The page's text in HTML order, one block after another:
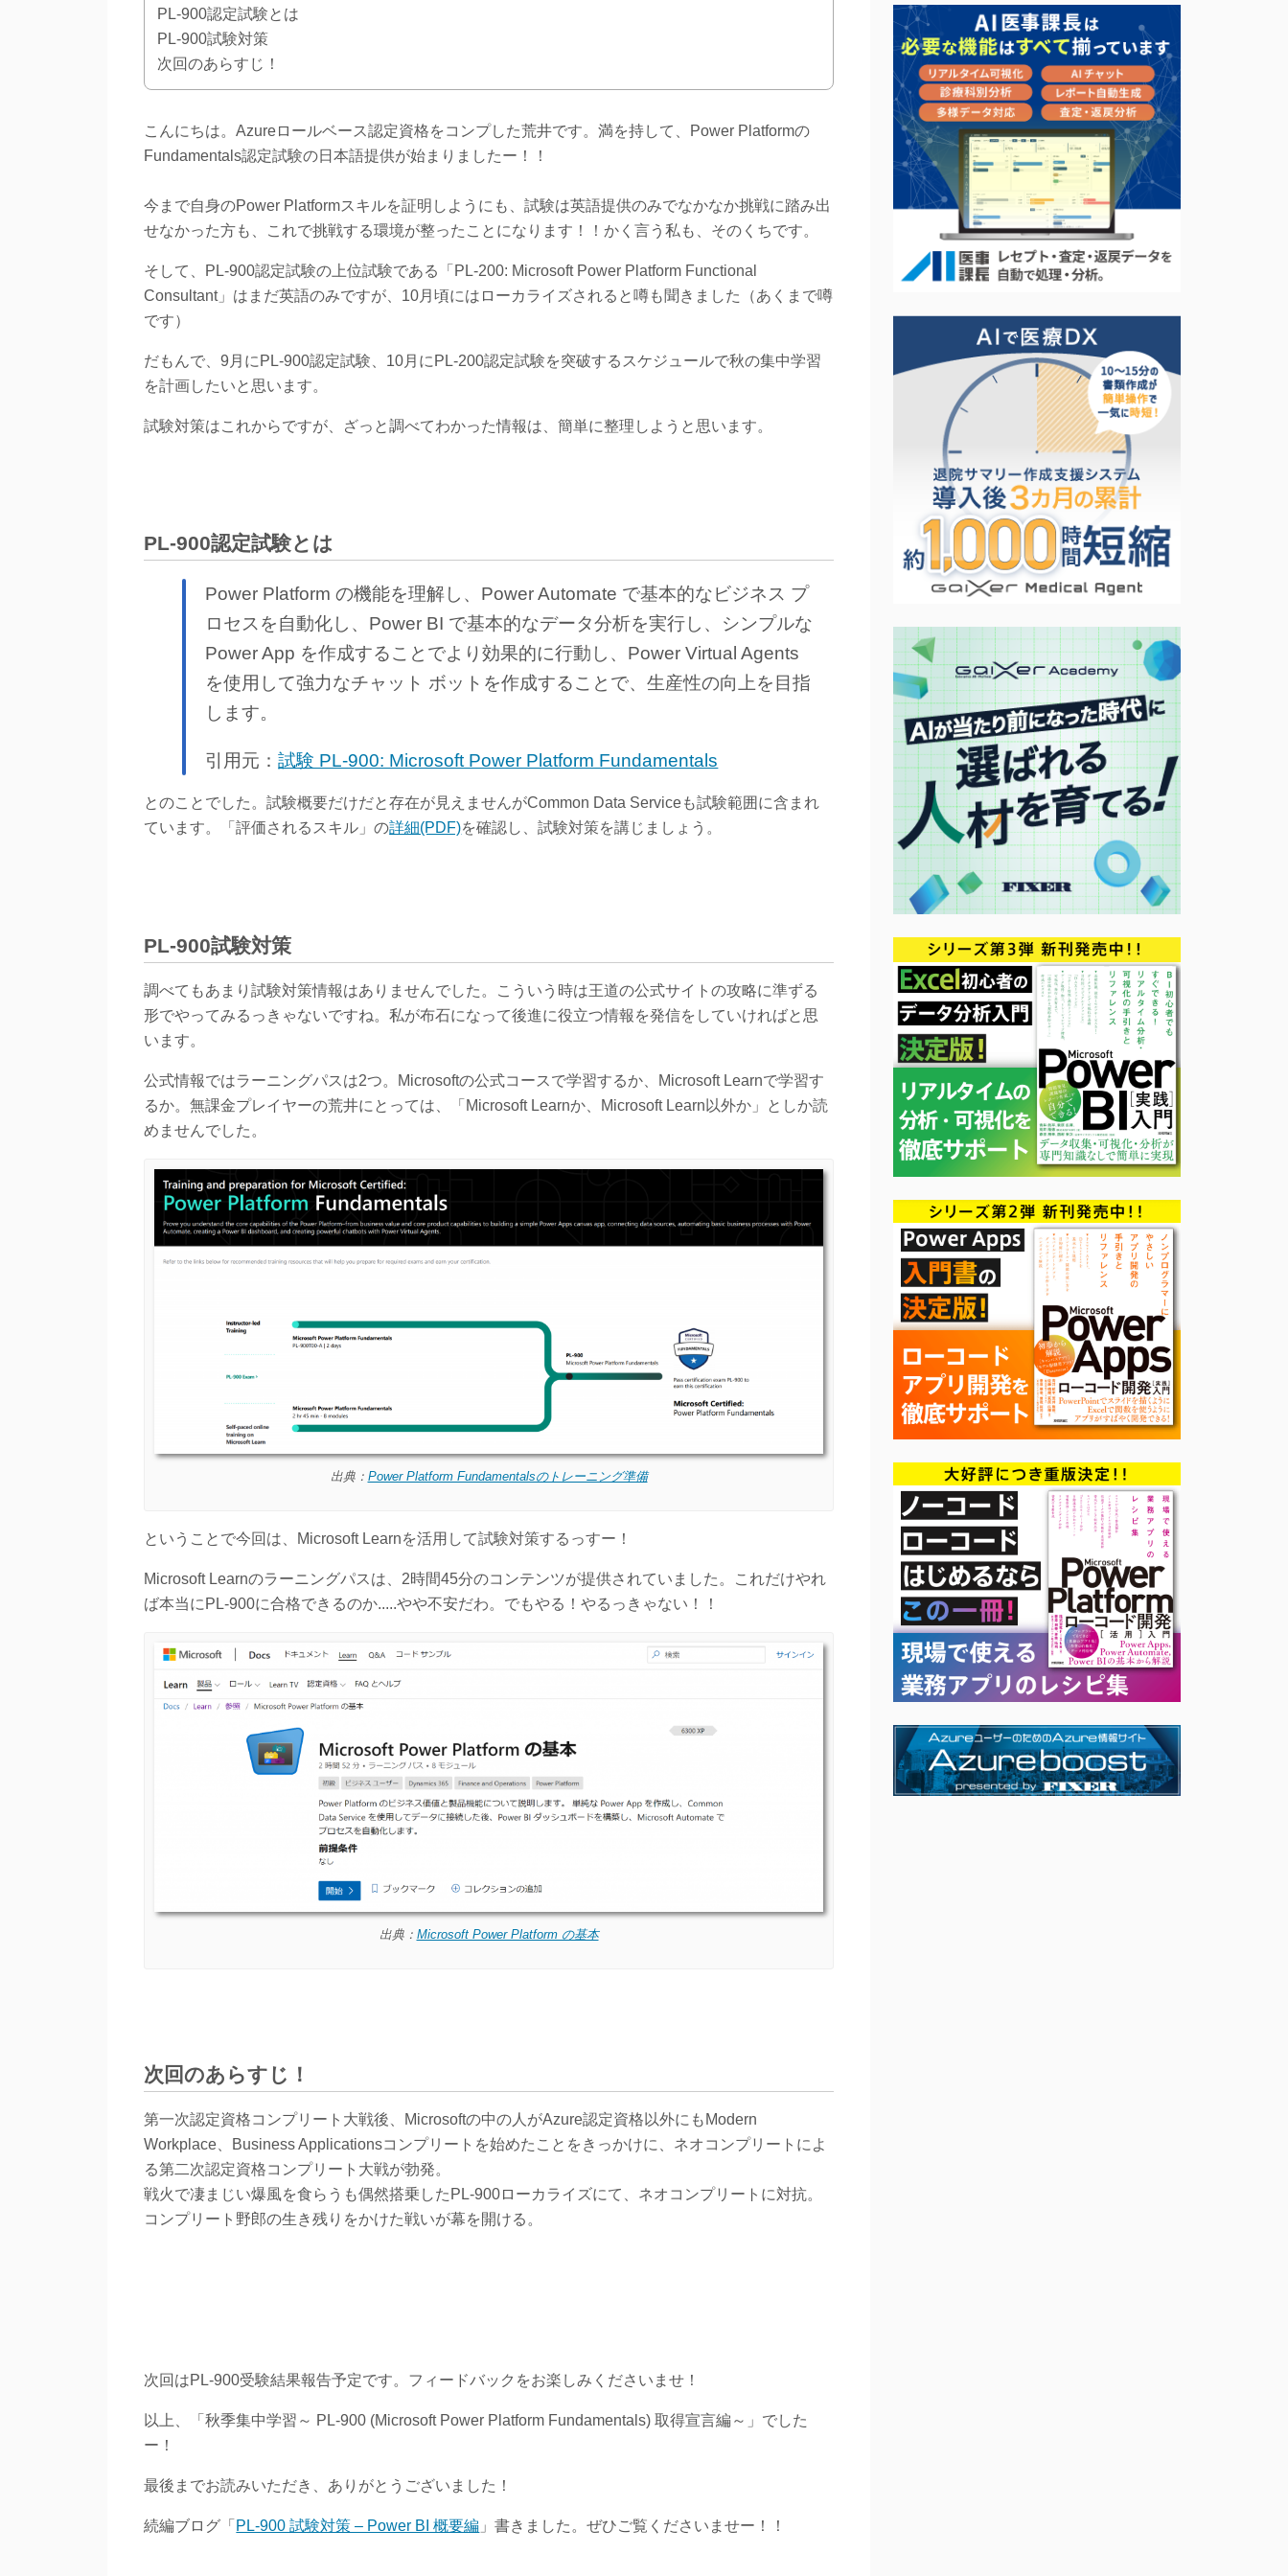
PL-900認定試験とは
PL-900試験対策
次回のあらすじ！
こんにちは。Azureロールベース認定資格をコンプした荒井です。満を持して、Power Platformの
Fundamentals認定試験の日本語提供が始まりましたー！！
今まで自身のPower Platformスキルを証明しようにも、試験は英語提供のみでなかなか挑戦に踏み出
せなかった方も、これで挑戦する環境が整ったことになります！！かく言う私も、そのくちです。
そして、PL-900認定試験の上位試験である「PL-200: Microsoft Power Platform Functional
Consultant」はまだ英語のみですが、10月頃にはローカライズされると噂も聞きました（あくまで噂
です）
だもんで、9月にPL-900認定試験、10月にPL-200認定試験を突破するスケジュールで秋の集中学習
を計画したいと思います。
試験対策はこれからですが、ざっと調べてわかった情報は、簡単に整理しようと思います。
PL-900認定試験とは
Power Platform の機能を理解し、Power Automate で基本的なビジネス プ
ロセスを自動化し、Power BI で基本的なデータ分析を実行し、シンプルな
Power App を作成することでより効果的に行動し、Power Virtual Agents
を使用して強力なチャット ボットを作成することで、生産性の向上を目指
します。
引用元：試験 PL-900: Microsoft Power Platform Fundamentals
とのことでした。試験概要だけだと存在が見えませんがCommon Data Serviceも試験範囲に含まれ
ています。「評価されるスキル」の詳細(PDF)を確認し、試験対策を講じましょう。
PL-900試験対策
調べてもあまり試験対策情報はありませんでした。こういう時は王道の公式サイトの攻略に準ずる
形でやってみるっきゃないですね。私が布石になって後進に役立つ情報を発信をしていければと思
います。
公式情報ではラーニングパスは2つ。Microsoftの公式コースで学習するか、Microsoft Learnで学習す
るか。無課金プレイヤーの荒井にとっては、「Microsoft Learnか、Microsoft Learn以外か」としか読
めませんでした。
出典： Power Platform Fundamentalsのトレーニング準備
ということで今回は、Microsoft Learnを活用して試験対策するっすー！
Microsoft Learnのラーニングパスは、2時間45分のコンテンツが提供されていました。これだけやれ
ば本当にPL-900に合格できるのか.....やや不安だわ。でもやる！やるっきゃない！！
出典： Microsoft Power Platform の基本
次回のあらすじ！
第一次認定資格コンプリート大戦後、Microsoftの中の人がAzure認定資格以外にもModern
Workplace、Business Applicationsコンプリートを始めたことをきっかけに、ネオコンプリートによ
る第二次認定資格コンプリート大戦が勃発。
戦火で凄まじい爆風を食らうも偶然搭乗したPL-900ローカライズにて、ネオコンプリートに対抗。
コンプリート野郎の生き残りをかけた戦いが幕を開ける。
次回はPL-900受験結果報告予定です。フィードバックをお楽しみくださいませ！
以上、「秋季集中学習～ PL-900 (Microsoft Power Platform Fundamentals) 取得宣言編～」でした
ー！
最後までお読みいただき、ありがとうございました！
続編ブログ「 PL-900 試験対策 – Power BI 概要編 」書きました。ぜひご覧くださいませー！！